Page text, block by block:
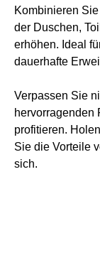
Kombinieren
der Duschen,
erhöhen. Ideal
dauerhafte
Verpassen Sie
hervorragenden
profitieren.
Sie die Vorteile
sich.